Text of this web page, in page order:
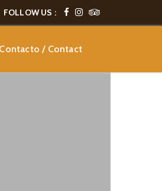
FOLLOW US :
Contacto / Contact